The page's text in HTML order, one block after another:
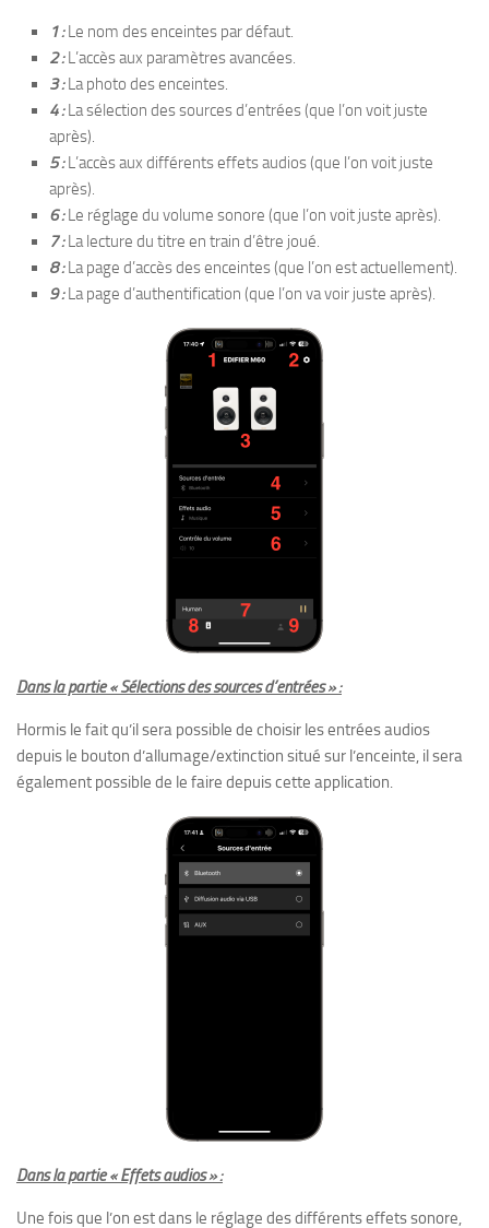
1 :Le nom des enceintes par défaut.
2 :L’accès aux paramètres avancées.
3 :La photo des enceintes.
4 :La sélection des sources d’entrées (que l’on voit juste
après).
5 :L’accès aux différents effets audios (que l’on voit juste
après).
6 :Le réglage du volume sonore (que l’on voit juste après).
7 :La lecture du titre en train d’être joué.
8 :La page d’accès des enceintes (que l’on est actuellement).
9 :La page d’authentification (que l’on va voir juste après).
Dans la partie « Sélections des sources d’entrées » :
Hormis le fait qu’il sera possible de choisir les entrées audios
depuis le bouton d’allumage/extinction situé sur l’enceinte, il sera
également possible de le faire depuis cette application.
Dans la partie « Effets audios » :
Une fois que l’on est dans le réglage des différents effets sonore,